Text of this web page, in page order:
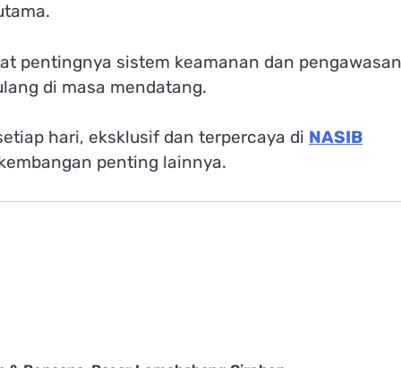
pentingnya sistem keamanan dan
di masa mendatang.
hari, eksklusif dan terpercaya di NASIB
penting lainnya.